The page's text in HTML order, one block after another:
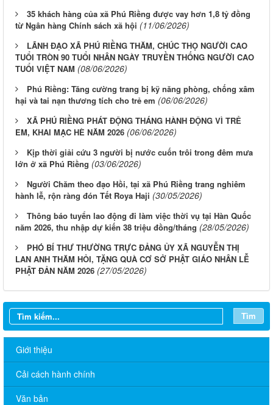
35 khách hàng của xã Phú Riềng được vay hơn 1,8 tỷ đồng
từ Ngân hàng Chính sách xã hội (11/06/2026)
LÃNH ĐẠO XÃ PHÚ RIỀNG THĂM, CHÚC THỌ NGƯỜI CAO
TUỔI TRÒN 90 TUỔI NHÂN NGÀY TRUYỀN THỐNG NGƯỜI CAO
TUỔI VIỆT NAM (08/06/2026)
Phú Riềng: Tăng cường trang bị kỹ năng phòng, chống xâm
hại và tai nạn thương tích cho trẻ em (06/06/2026)
XÃ PHÚ RIỀNG PHÁT ĐỘNG THÁNG HÀNH ĐỘNG VÌ TRẺ
EM, KHAI MẠC HÈ NĂM 2026 (06/06/2026)
Kịp thời giải cứu 3 người bị nước cuốn trôi trong đêm mưa
lớn ở xã Phú Riềng (03/06/2026)
Người Chăm theo đạo Hồi, tại xã Phú Riềng trang nghiêm
hành lễ, rộn ràng đón Tết Roya Haji (30/05/2026)
Thông báo tuyển lao động đi làm việc thời vụ tại Hàn Quốc
năm 2026, thu nhập dự kiến 38 triệu đồng/tháng (28/05/2026)
PHÓ BÍ THƯ THƯỜNG TRỰC ĐẢNG ỦY XÃ NGUYỄN THỊ
LAN ANH THĂM HỎI, TẶNG QUÀ CƠ SỞ PHẬT GIÁO NHÂN LỄ
PHẬT ĐẢN NĂM 2026 (27/05/2026)
Tìm
Giới thiệu
Cải cách hành chính
Văn bản